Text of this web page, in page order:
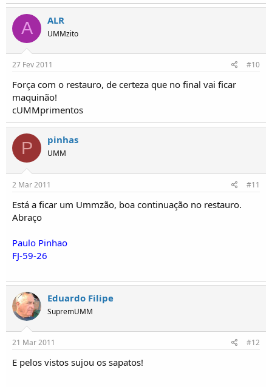
A ALR
UMMzito
27 Fev 2011 #10
Força com o restauro, de certeza que no final vai ficar
maquinão!
cUMMprimentos
P pinhas
UMM
2 Mar 2011 #11
Está a ficar um Ummzão, boa continuação no restauro.
Abraço
Paulo Pinhao
FJ-59-26
Eduardo Filipe
SupremUMM
21 Mar 2011 #12
E pelos vistos sujou os sapatos!